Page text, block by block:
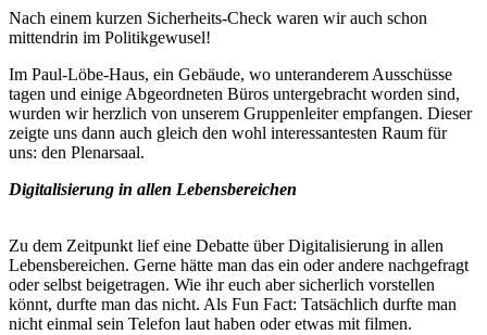
Nach einem kurzen Sicherheits-Check waren wir auch schon
mittendrin im Politikgewusel!
Im Paul-Löbe-Haus, ein Gebäude, wo unteranderem Ausschüsse
tagen und einige Abgeordneten Büros untergebracht worden sind,
wurden wir herzlich von unserem Gruppenleiter empfangen. Dieser
zeigte uns dann auch gleich den wohl interessantesten Raum für
uns: den Plenarsaal.
Digitalisierung in allen Lebensbereichen
Zu dem Zeitpunkt lief eine Debatte über Digitalisierung in allen
Lebensbereichen. Gerne hätte man das ein oder andere nachgefragt
oder selbst beigetragen. Wie ihr euch aber sicherlich vorstellen
könnt, durfte man das nicht. Als Fun Fact: Tatsächlich durfte man
nicht einmal sein Telefon laut haben oder etwas mit filmen.